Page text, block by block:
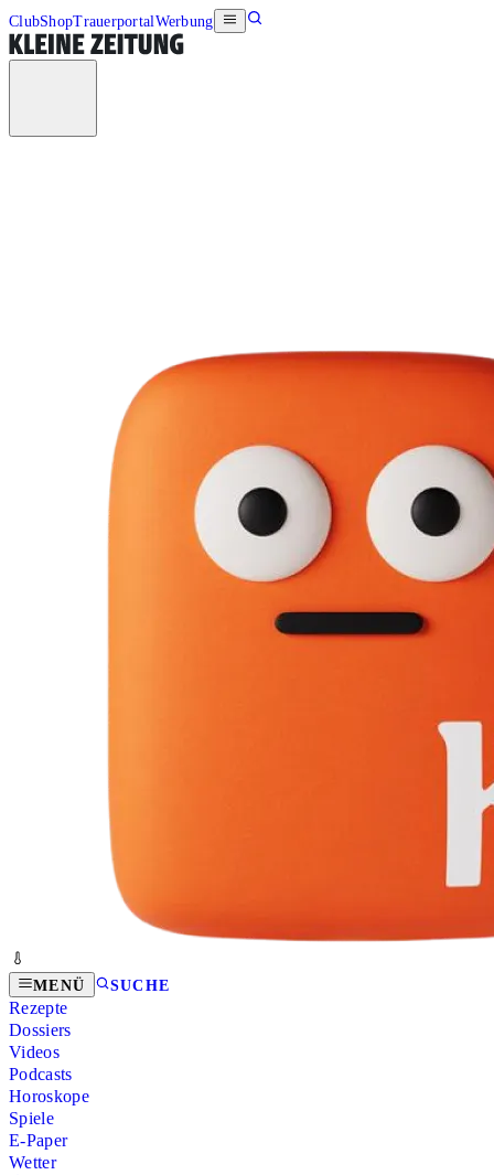
ClubShopTrauerportalWerbung
MENÜ SUCHE
Rezepte
Dossiers
Videos
Podcasts
Horoskope
Spiele
E-Paper
Wetter